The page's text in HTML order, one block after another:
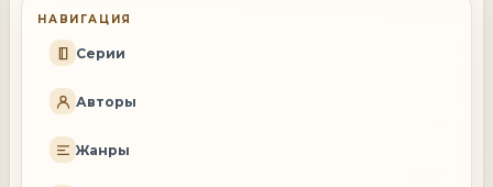
НАВИГАЦИЯ
Серии
Авторы
Жанры